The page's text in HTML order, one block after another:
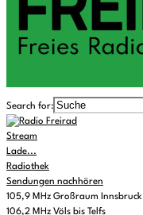
Search for:
Stream
Lade...
Radiothek
Sendungen nachhören
105,9 MHz Großraum Innsbruck
106,2 MHz Völs bis Telfs